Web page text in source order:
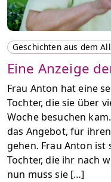
Geschichten aus dem
Eine Anzeige
Frau Anton hat eine
Tochter, die sie über
Woche besuchen
das Angebot, für
gehen. Frau Anton
Tochter, die ihr nach
nun muss sie […]